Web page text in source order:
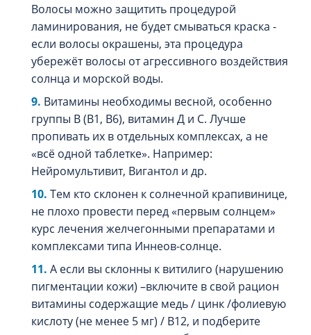
Волосы можно защитить процедурой
ламинирования, не будет смываться краска -
если волосы окрашены, эта процедура
убережёт волосы от агрессивного воздействия
солнца и морской воды.
Витамины необходимы весной, особенно
группы В (В1, В6), витамин Д и С. Лучше
пропивать их в отдельных комплексах, а не
«всё одной таблетке». Например:
Нейромультивит, Вигантол и др.
Тем кто склонен к солнечной крапивинице,
не плохо провести перед «первым солнцем»
курс лечения желчегонными препаратами и
комплексами типа Иннеов-солнце.
А если вы склонны к витилиго (нарушению
пигментации кожи) –включите в свой рацион
витамины содержащие медь / цинк /фолиевую
кислоту (не менее 5 мг) / В12, и подберите